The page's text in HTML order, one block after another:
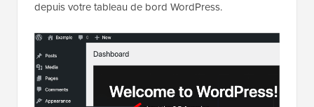
depuis votre tableau de bord WordPress.